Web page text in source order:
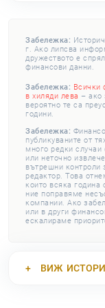
Забележка:
г. Ако липсва
дружеството е
финансови данни.
Забележка: Всички
в хиляди лева – ако
вероятно те са
години.
Забележка:
публикуваните от
много редки
или неточно
вътрешни контроли
редактор. Това
които всяка година
ние поправяме
компании. Ако
или в други
ескалираме
ВИЖ